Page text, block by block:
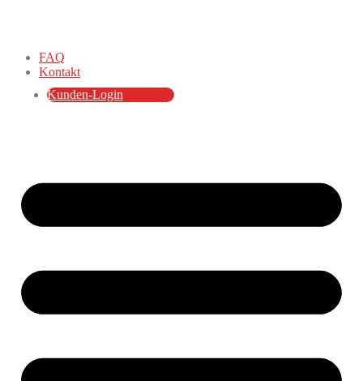
FAQ
Kontakt
Kunden-Login